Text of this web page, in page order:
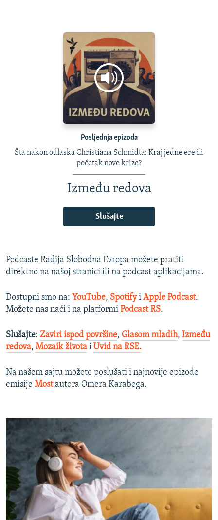
Posljednja epizoda
Šta nakon odlaska Christiana Schmidta: Kraj jedne ere ili
početak nove krize?
Između redova
Slušajte
Podcaste Radija Slobodna Evropa možete pratiti
direktno na našoj stranici ili na podcast aplikacijama.
Dostupni smo na: YouTube, Spotify i Apple Podcast.
Možete nas naći i na platformi Podcast RS.
Slušajte: Zaviri ispod površine, Glasom mladih, Između
redova, Mozaik života i Uvid na RSE.
Na našem sajtu možete poslušati i najnovije epizode
emisije Mostautora Omera Karabega.